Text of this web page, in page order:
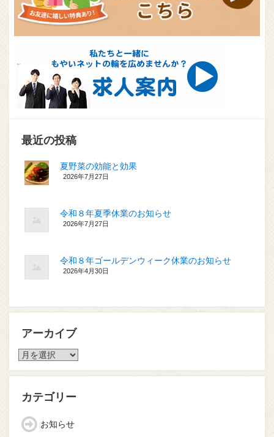
最近の投稿
夏野菜の効能と効果
2026年7月27日
令和８年夏季休業のお知らせ
2026年7月27日
令和８年ゴールデンウィーク休業のお知らせ
2026年4月30日
アーカイブ
ア
カ
ブ
カテゴリー
お知らせ